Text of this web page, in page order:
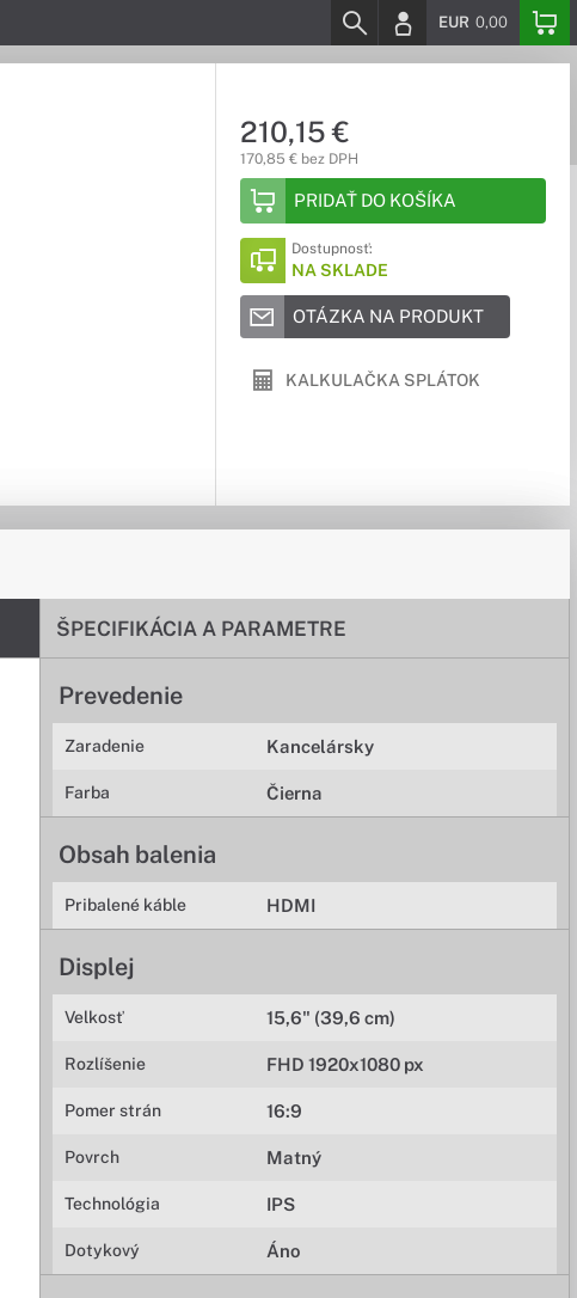
EUR 0,00
210,15 €
170,85 € bez DPH
PRIDAŤ DO KOŠÍKA
Dostupnosť:
NA SKLADE
OTÁZKA NA PRODUKT
KALKULAČKA SPLÁTOK
ŠPECIFIKÁCIA A PARAMETRE
Prevedenie
Zaradenie Kancelársky
Farba Čierna
Obsah balenia
Pribalené káble HDMI
Displej
Velkosť 15,6" (39,6 cm)
Rozlíšenie FHD 1920x1080 px
Pomer strán 16:9
Povrch Matný
Technológia IPS
Dotykový Áno